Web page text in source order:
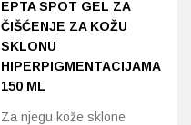
EPTA SPOT GEL ZA
ČIŠĆENJE ZA KOŽU
SKLONU
HIPERPIGMENTACIJAMA
150 ML
Za njegu kože sklone